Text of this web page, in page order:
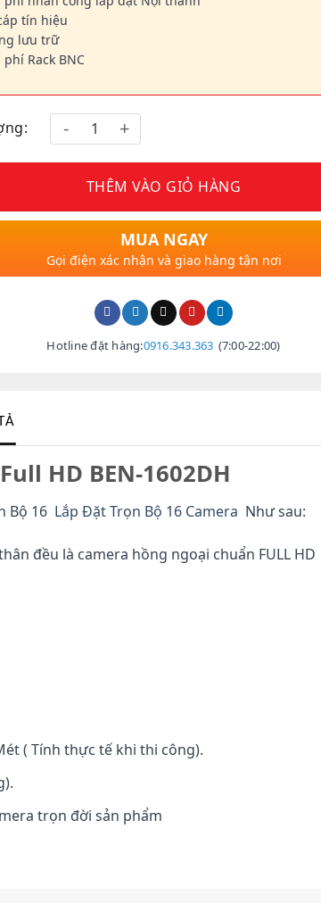
tín hiệu
lưu trữ
Rack BNC
THÊM VÀO GIỎ HÀNG
MUA NGAY
Gọi điện xác nhận và giao hàng tận nơi
Hotline đặt hàng:0916.343.363 (7:00-22:00)
HD BEN-1602DH
Bộ 16 Lắp Đặt Trọn Bộ 16 Camera Như sau:
đều là camera hồng ngoại chuẩn FULL HD
( Tính thực tế khi thi công).
trọn đời sản phẩm